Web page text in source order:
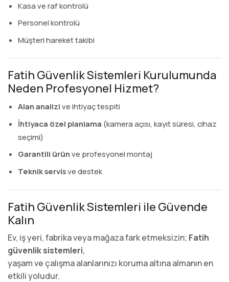
Kasa ve raf kontrolü
Personel kontrolü
Müşteri hareket takibi
Fatih Güvenlik Sistemleri Kurulumunda
Neden Profesyonel Hizmet?
Alan analizi ve ihtiyaç tespiti
İhtiyaca özel planlama (kamera açısı, kayıt süresi, cihaz
seçimi)
Garantili ürün ve profesyonel montaj
Teknik servisve destek
Fatih Güvenlik Sistemleri ile Güvende
Kalın
Ev, iş yeri, fabrika veya mağaza fark etmeksizin; Fatih
güvenlik sistemleri,
yaşam ve çalışma alanlarınızı koruma altına almanın en
etkili yoludur.